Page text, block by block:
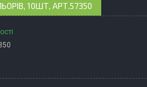
10ШТ, АРТ.57350